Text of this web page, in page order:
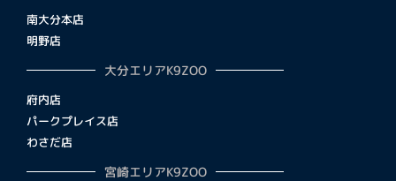
南大分本店
明野店
大分エリアK9ZOO
府内店
パークプレイス店
わさだ店
宮崎エリアK9ZOO